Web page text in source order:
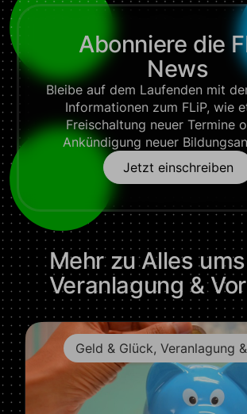
Abonniere die
News
Bleibe auf dem Laufenden mit
Informationen zum FLiP, wie
Freischaltung neuer Termine
Ankündigung neuer
Jetzt einschreiben
Mehr zuAlles
Veranlagung &